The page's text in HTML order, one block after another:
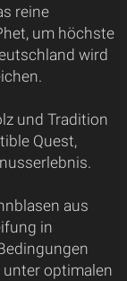
reine
um höchste
wird
und Tradition
Quest,
aus
in
unter optimalen